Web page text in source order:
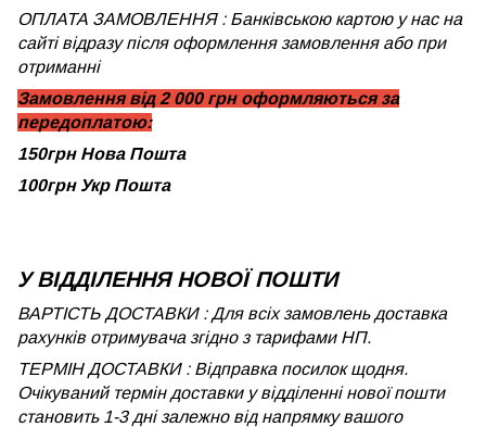
ОПЛАТА ЗАМОВЛЕННЯ : Банківською картою у нас на
сайті відразу після оформлення замовлення або при
отриманні
Замовлення від 2 000 грн оформляються за
передоплатою:
150грн Нова Пошта
100грн Укр Пошта
У ВІДДІЛЕННЯ НОВОЇ ПОШТИ
ВАРТІСТЬ ДОСТАВКИ : Для всіх замовлень доставка
рахунків отримувача згідно з тарифами НП.
ТЕРМІН ДОСТАВКИ : Відправка посилок щодня.
Очікуваний термін доставки у відділенні нової пошти
становить 1-3 дні залежно від напрямку вашого